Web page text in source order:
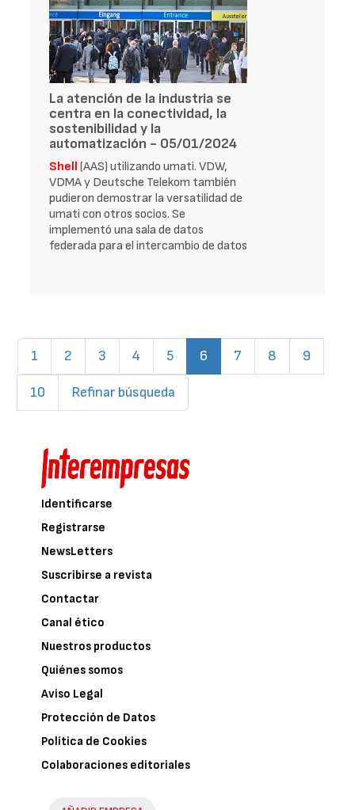
La atención de la industria se
centra en la conectividad, la
sostenibilidad y la
automatización - 05/01/2024
Shell (AAS) utilizando umati. VDW,
VDMA y Deutsche Telekom también
pudieron demostrar la versatilidad de
umati con otros socios. Se
implementó una sala de datos
federada para el intercambio de datos
1 2 3 4 5 6 (current)
7 8 9
10 Refinar búsqueda
Identificarse
Registrarse
NewsLetters
Suscribirse a revista
Contactar
Canal ético
Nuestros productos
Quiénes somos
Aviso Legal
Protección de Datos
Política de Cookies
Colaboraciones editoriales